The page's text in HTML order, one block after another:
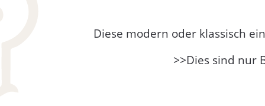
Diese modern oder klassisch
>>Dies sind nur